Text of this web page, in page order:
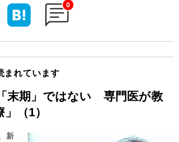
0
まれています
末期」ではない 専門医が教
（1）
新